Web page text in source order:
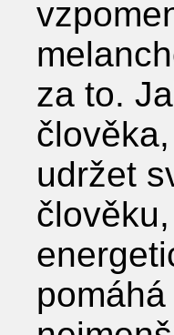
za to.
udržet